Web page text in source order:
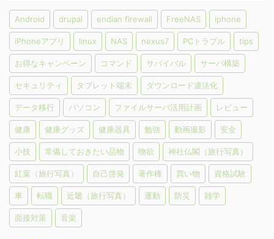
Android drupal endian firewall FreeNAS iphone
iPhoneアプリ linux NAS nexus7 PCトラブル tips
お得なキャンペーン コマンド サバイバル サーバ構築
セキュリティ タブレット端末 ダウンロード違法化
データ移行 パソコン ファイルサーバ活用計画 レビュー
健康 健康グッズ 健康器具 勉強 動画撮影 安全
小技 常備しておきたい品物 物欲 神社仏閣（旅行写真）
紅葉（旅行写真） 自己啓発 著作権 買い物 資格試験
車 転職 近畿（旅行写真） 運動 防災 雑学
面接対策 音楽